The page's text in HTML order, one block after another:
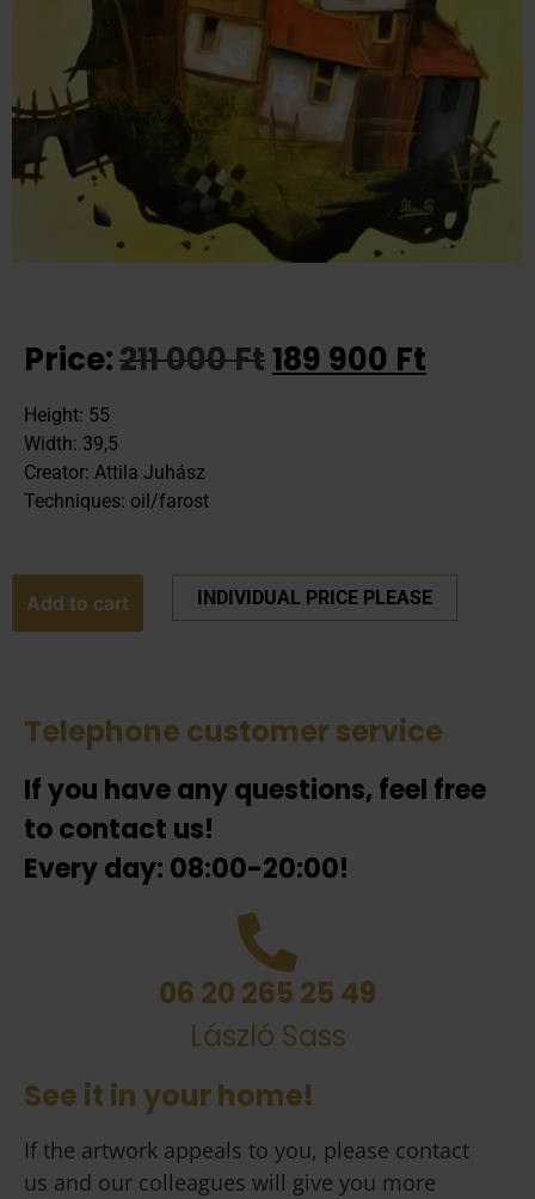
Price:211 000Ft189 900 Ft
Height: 55
Width: 39,5
Creator: Attila Juhász
Techniques: oil/farost
Add to cart INDIVIDUAL PRICE PLEASE
Telephone customer service
If you have any questions, feel free
to contact us!
Every day: 08:00-20:00!
06 20 265 25 49
László Sass
See it in your home!
If the artwork appeals to you, please contact
us and our colleagues will give you more